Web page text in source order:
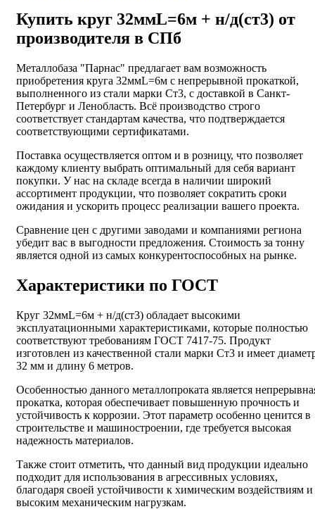
Купить круг 32ммL=6м + н/д(ст3) от
производителя в СПб
Металлобаза "Парнас" предлагает вам возможность
приобретения круга 32ммL=6м с непрерывной прокаткой,
выполненного из стали марки Ст3, с доставкой в Санкт-
Петербург и Ленобласть. Всё производство строго
соответствует стандартам качества, что подтверждается
соответствующими сертификатами.
Поставка осуществляется оптом и в розницу, что позволяет
каждому клиенту выбрать оптимальный для себя вариант
покупки. У нас на складе всегда в наличии широкий
ассортимент продукции, что позволяет сократить сроки
ожидания и ускорить процесс реализации вашего проекта.
Сравнение цен с другими заводами и компаниями региона
убедит вас в выгодности предложения. Стоимость за тонну
является одной из самых конкурентоспособных на рынке.
Характеристики по ГОСТ
Круг 32ммL=6м + н/д(ст3) обладает высокими
эксплуатационными характеристиками, которые полностью
соответствуют требованиям ГОСТ 7417-75. Продукт
изготовлен из качественной стали марки Ст3 и имеет
32 мм и длину 6 метров.
Особенностью данного металлопроката является
прокатка, которая обеспечивает повышенную прочность и
устойчивость к коррозии. Этот параметр особенно ценится в
строительстве и машиностроении, где требуется высокая
надежность материалов.
Также стоит отметить, что данный вид продукции идеально
подходит для использования в агрессивных условиях,
благодаря своей устойчивости к химическим воздействиям и
высоким механическим нагрузкам.